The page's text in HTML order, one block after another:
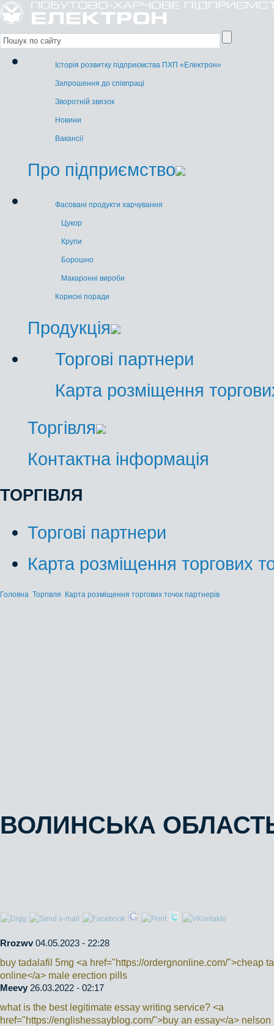
Історія розвитку підприємства ПХП «Електрон»
Запрошення до співпраці
Зворотній звязок
Новини
Вакансії
Про підприємство
Фасовані продукти харчування
Цукор
Крупи
Борошно
Макаронні вироби
Корисні поради
Продукція
Торгові партнери
Карта розміщення
Торгівля
Контактна інформація
ТОРГІВЛЯ
Торгові партнери
Карта розміщення торгових
Головна Торгівля Карта розміщення торгових точок партнерів
ВОЛИНСЬКА
Rrozwv 04.05.2023 - 22:28
buy tadalafil 5mg <a href="https://ordergnonline.com/">cheap
online</a> male erection pills
Meevy 26.03.2022 - 02:17
what is the best legitimate essay writing service? <a
href="https://englishessayblog.com/">buy an essay</a> nelson